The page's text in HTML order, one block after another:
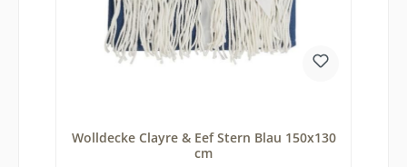
Wolldecke Clayre & Eef Stern Blau 150x130
cm